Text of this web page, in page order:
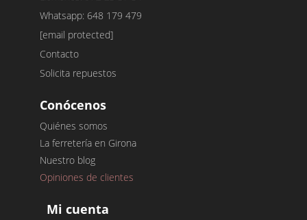
Whatsapp: 648 179 479
[email protected]
Contacto
Solicita repuestos
Conócenos
Quiénes somos
La ferretería en Girona
Nuestro blog
Opiniones de clientes
Mi cuenta